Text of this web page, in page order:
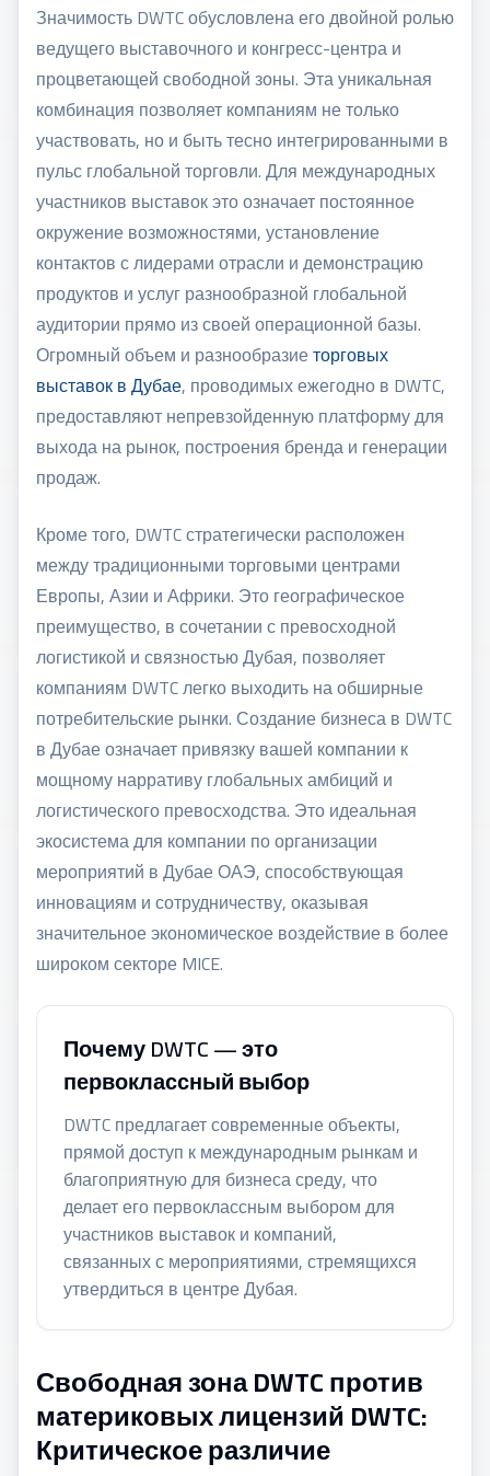
Значимость DWTC обусловлена его двойной ролью
ведущего выставочного и конгресс-центра и
процветающей свободной зоны. Эта уникальная
комбинация позволяет компаниям не только
участвовать, но и быть тесно интегрированными в
пульс глобальной торговли. Для международных
участников выставок это означает постоянное
окружение возможностями, установление
контактов с лидерами отрасли и демонстрацию
продуктов и услуг разнообразной глобальной
аудитории прямо из своей операционной базы.
Огромный объем и разнообразиеторговых
выставок в Дубае, проводимых ежегодно в DWTC,
предоставляют непревзойденную платформу для
выхода на рынок, построения бренда и генерации
продаж.
Кроме того, DWTC стратегически расположен
между традиционными торговыми центрами
Европы, Азии и Африки. Это географическое
преимущество, в сочетании с превосходной
логистикой и связностью Дубая, позволяет
компаниям DWTC легко выходить на обширные
потребительские рынки. Созданиебизнеса в DWTC
в Дубаеозначает привязку вашей компании к
мощному нарративу глобальных амбиций и
логистического превосходства. Это идеальная
экосистема для компании по организации
мероприятий в Дубае ОАЭ, способствующая
инновациям и сотрудничеству, оказывая
значительное экономическое воздействие в более
широкомсекторе MICE.
Почему DWTC — это
первоклассный выбор
DWTC предлагает современные объекты,
прямой доступ к международным рынкам и
благоприятную для бизнеса среду, что
делает его первоклассным выбором для
участников выставок и компаний,
связанных с мероприятиями, стремящихся
утвердиться в центре Дубая.
Свободная зона DWTC против
материковых лицензий DWTC:
Критическое различие